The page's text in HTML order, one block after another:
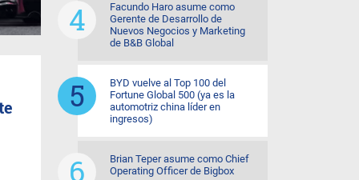
Facundo Haro asume como
Gerente de Desarrollo de
Nuevos Negocios y Marketing
de B&B Global
BYD vuelve al Top 100 del
Fortune Global 500 (ya es la
automotriz china líder en
ingresos)
Brian Teper asume como Chief
Operating Officer de Bigbox